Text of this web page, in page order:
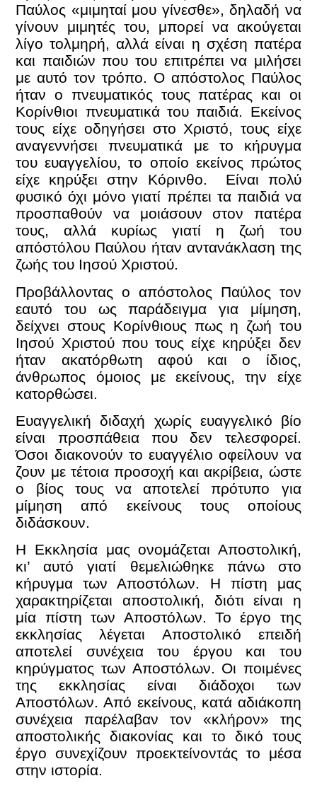
Παύλος «μιμηταί μου γίνεσθε», δηλαδή να
γίνουν μιμητές του, μπορεί να ακούγεται
λίγο τολμηρή, αλλά είναι η σχέση πατέρα
και παιδιών που του επιτρέπει να μιλήσει
με αυτό τον τρόπο. Ο απόστολος Παύλος
ήταν ο πνευματικός τους πατέρας και οι
Κορίνθιοι πνευματικά του παιδιά. Εκείνος
τους είχε οδηγήσει στο Χριστό, τους είχε
αναγεννήσει πνευματικά με το κήρυγμα
του ευαγγελίου, το οποίο εκείνος πρώτος
είχε κηρύξει στην Κόρινθο. Είναι πολύ
φυσικό όχι μόνο γιατί πρέπει τα παιδιά να
προσπαθούν να μοιάσουν στον πατέρα
τους, αλλά κυρίως γιατί η ζωή του
απόστόλου Παύλου ήταν αντανάκλαση της
ζωής του Ιησού Χριστού.
Προβάλλοντας ο απόστολος Παύλος τον
εαυτό του ως παράδειγμα για μίμηση,
δείχνει στους Κορίνθιους πως η ζωή του
Ιησού Χριστού που τους είχε κηρύξει δεν
ήταν ακατόρθωτη αφού και ο ίδιος,
άνθρωπος όμοιος με εκείνους, την είχε
κατορθώσει.
Ευαγγελική διδαχή χωρίς ευαγγελικό βίο
είναι προσπάθεια που δεν τελεσφορεί.
Όσοι διακονούν το ευαγγέλιο οφείλουν να
ζουν με τέτοια προσοχή και ακρίβεια, ώστε
ο βίος τους να αποτελεί πρότυπο για
μίμηση από εκείνους τους οποίους
διδάσκουν.
Η Εκκλησία μας ονομάζεται Αποστολική,
κι’ αυτό γιατί θεμελιώθηκε πάνω στο
κήρυγμα των Αποστόλων. Η πίστη μας
χαρακτηρίζεται αποστολική, διότι είναι η
μία πίστη των Αποστόλων. Το έργο της
εκκλησίας λέγεται Αποστολικό επειδή
αποτελεί συνέχεια του έργου και του
κηρύγματος των Αποστόλων. Οι ποιμένες
της εκκλησίας είναι διάδοχοι των
Αποστόλων. Από εκείνους, κατά αδιάκοπη
συνέχεια παρέλαβαν τον «κλήρον» της
αποστολικής διακονίας και το δικό τους
έργο συνεχίζουν προεκτείνοντάς το μέσα
στην ιστορία.